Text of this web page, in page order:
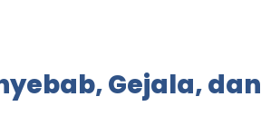
Gejala,